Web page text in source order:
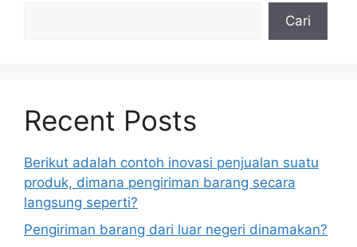
Cari
Recent Posts
Berikut adalah contoh inovasi penjualan suatu
produk, dimana pengiriman barang secara
langsung seperti?
Pengiriman barang dari luar negeri dinamakan?